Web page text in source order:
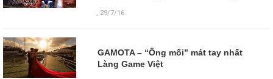
29/7/16
GAMOTA – “Ông mối” mát tay nhất
Làng Game Việt